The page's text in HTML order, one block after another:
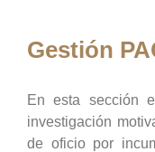
Gestión
En esta sección
investigación
de oficio por